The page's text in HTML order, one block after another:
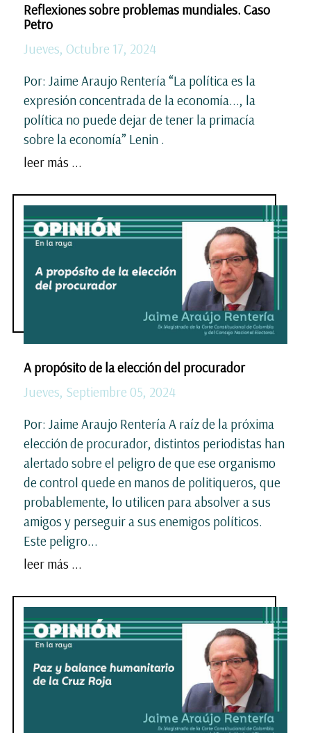
Reflexiones sobre problemas mundiales. Caso
Petro
Jueves, Octubre 17, 2024
Por: Jaime Araujo Rentería “La política es la
expresión concentrada de la economía..., la
política no puede dejar de tener la primacía
sobre la economía” Lenin .
leer más ...
A propósito de la elección del procurador
Jueves, Septiembre 05, 2024
Por: Jaime Araujo Rentería A raíz de la próxima
elección de procurador, distintos periodistas han
alertado sobre el peligro de que ese organismo
de control quede en manos de politiqueros, que
probablemente, lo utilicen para absolver a sus
amigos y perseguir a sus enemigos políticos.
Este peligro...
leer más ...